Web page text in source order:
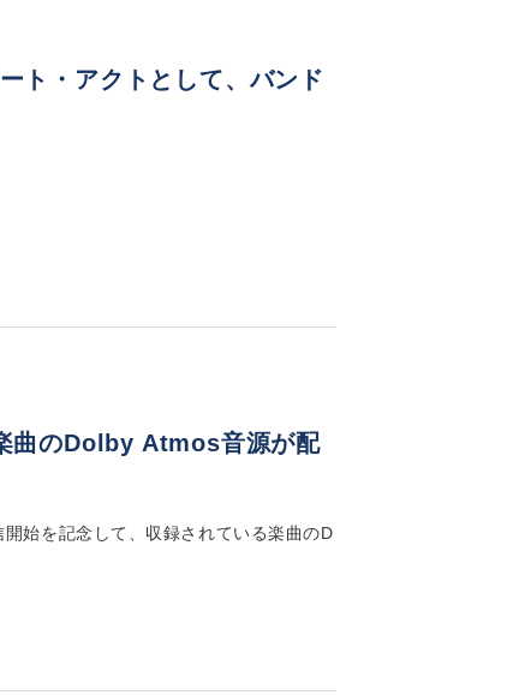
ト・アクトとして、バンド
曲のDolby Atmos音源が配
始を記念して、収録されている楽曲のD